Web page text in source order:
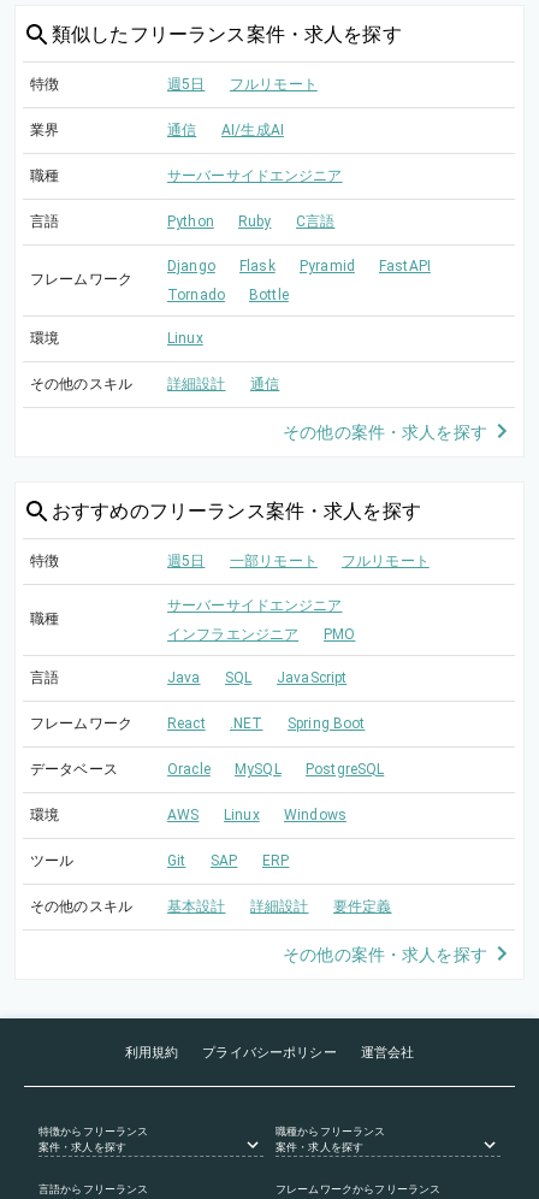
類似した フリーランス案件・求人を探す
特徴 週5日 フルリモート
業界 通信 AI/生成AI
職種 サーバーサイドエンジニア
言語 Python Ruby C言語
フレームワーク
Django Flask Pyramid
FastAPI
Tornado
Bottle
環境 Linux
その他のスキル 詳細設計 通信
その他の案件・求人を探す
おすすめのフリーランス案件・求人を探す
特徴 週5日 一部リモート フルリモート
職種
サーバーサイドエンジニア
インフラエンジニア
PMO
言語 Java SQL JavaScript
フレームワーク React .NET Spring Boot
データベース Oracle MySQL PostgreSQL
環境 AWS Linux Windows
ツール Git SAP ERP
その他のスキル 基本設計 詳細設計 要件定義
その他の案件・求人を探す
利用規約 プライバシーポリシー 運営会社
特徴からフリーランス
案件・求人を探す
職種からフリーランス
案件・求人を探す
言語からフリーランス
フレームワークからフリーランス